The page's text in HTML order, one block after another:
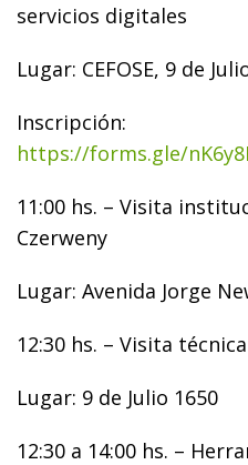
servicios digitales
Lugar: CEFOSE, 9 de
Inscripción:
https://forms.gle/
11:00 hs. – Visita
Czerweny
Lugar: Avenida Jorge
12:30 hs. – Visita técnica
Lugar: 9 de Julio 1650
12:30 a 14:00 hs. –